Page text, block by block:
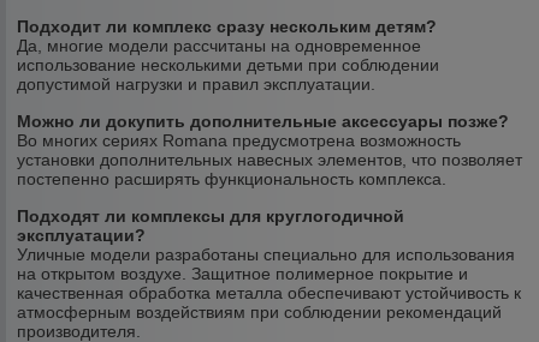
Подходит ли комплекс сразу нескольким детям?
Да, многие модели рассчитаны на одновременное
использование несколькими детьми при соблюдении
допустимой нагрузки и правил эксплуатации.
Можно ли докупить дополнительные аксессуары позже?
Во многих сериях Romana предусмотрена возможность
установки дополнительных навесных элементов, что позволяет
постепенно расширять функциональность комплекса.
Подходят ли комплексы для круглогодичной
эксплуатации?
Уличные модели разработаны специально для использования
на открытом воздухе. Защитное полимерное покрытие и
качественная обработка металла обеспечивают устойчивость к
атмосферным воздействиям при соблюдении рекомендаций
производителя.